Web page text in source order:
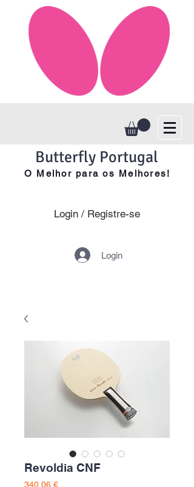
Butterfly Portugal
O Melhor para os Melhores!
Login / Registre-se
Login
Revoldia CNF
340,06 €Preço